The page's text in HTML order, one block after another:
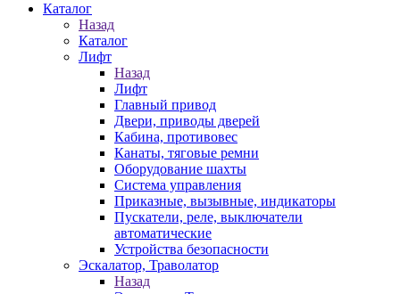
Каталог
Назад
Каталог
Лифт
Назад
Лифт
Главный привод
Двери, приводы дверей
Кабина, противовес
Канаты, тяговые ремни
Оборудование шахты
Система управления
Приказные, вызывные, индикаторы
Пускатели, реле, выключатели
автоматические
Устройства безопасности
Эскалатор, Траволатор
Назад